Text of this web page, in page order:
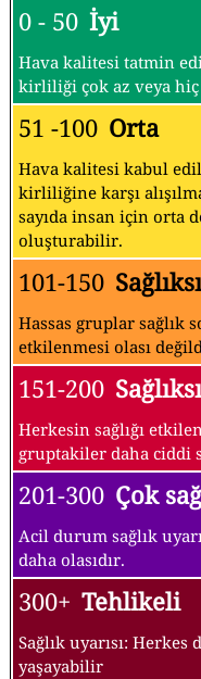
0 - 50 İyi
Hava kalitesi tatmin
kirliliği çok az veya
51 -100 Orta
Hava kalitesi kabul
kirliliğine karşı
sayıda insan için orta
oluşturabilir.
101-150
Hassas gruplar sağlık
etkilenmesi olası
151-200
Herkesin sağlığı
gruptakiler daha ciddi
201-300 Çok
Acil durum sağlık
daha olasıdır.
300+ Tehlikeli
Sağlık uyarısı:
yaşayabilir